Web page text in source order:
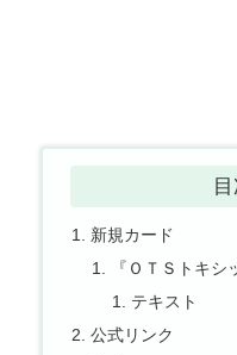
新規カード
『ＯＴＳトキシ
テキスト
公式リンク